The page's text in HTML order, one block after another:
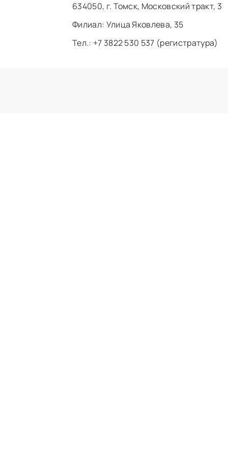
634050, г. Томск, Московский тракт, 3
Филиал: ​Улица Яковлева, 35
Тел.: +7 3822 530 537 (регистратура)